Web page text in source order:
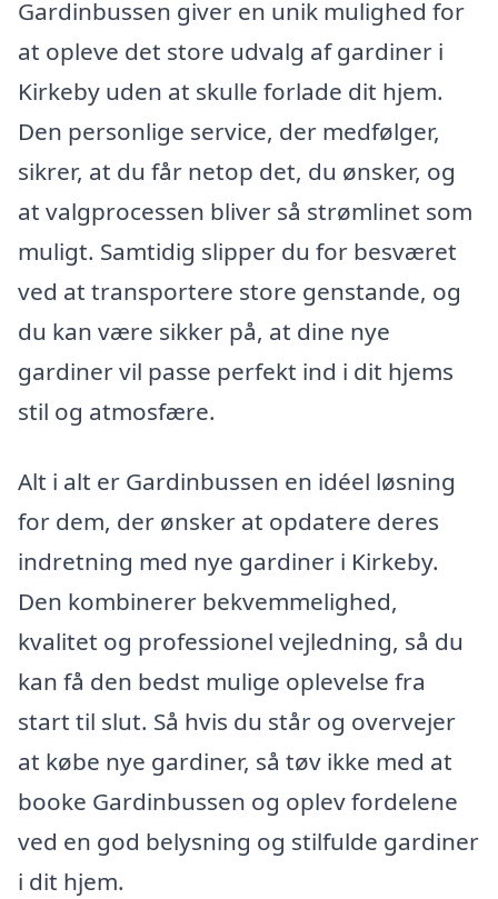
Gardinbussen giver en unik mulighed for
at opleve det store udvalg af gardiner i
Kirkeby uden at skulle forlade dit hjem.
Den personlige service, der medfølger,
sikrer, at du får netop det, du ønsker, og
at valgprocessen bliver så strømlinet som
muligt. Samtidig slipper du for besværet
ved at transportere store genstande, og
du kan være sikker på, at dine nye
gardiner vil passe perfekt ind i dit hjems
stil og atmosfære.
Alt i alt er Gardinbussen en idéel løsning
for dem, der ønsker at opdatere deres
indretning med nye gardiner i Kirkeby.
Den kombinerer bekvemmelighed,
kvalitet og professionel vejledning, så du
kan få den bedst mulige oplevelse fra
start til slut. Så hvis du står og overvejer
at købe nye gardiner, så tøv ikke med at
booke Gardinbussen og oplev fordelene
ved en god belysning og stilfulde gardiner
i dit hjem.